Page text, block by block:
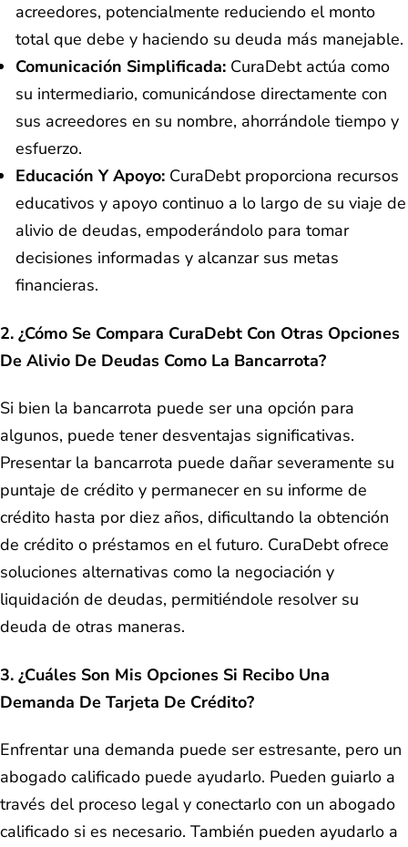
acreedores, potencialmente reduciendo el monto
total que debe y haciendo su deuda más manejable.
Comunicación Simplificada: CuraDebt actúa como
su intermediario, comunicándose directamente con
sus acreedores en su nombre, ahorrándole tiempo y
esfuerzo.
Educación Y Apoyo: CuraDebt proporciona recursos
educativos y apoyo continuo a lo largo de su viaje de
alivio de deudas, empoderándolo para tomar
decisiones informadas y alcanzar sus metas
financieras.
2. ¿Cómo Se Compara CuraDebt Con Otras Opciones
De Alivio De Deudas Como La Bancarrota?
Si bien la bancarrota puede ser una opción para
algunos, puede tener desventajas significativas.
Presentar la bancarrota puede dañar severamente su
puntaje de crédito y permanecer en su informe de
crédito hasta por diez años, dificultando la obtención
de crédito o préstamos en el futuro. CuraDebt ofrece
soluciones alternativas como la negociación y
liquidación de deudas, permitiéndole resolver su
deuda de otras maneras.
3. ¿Cuáles Son Mis Opciones Si Recibo Una
Demanda De Tarjeta De Crédito?
Enfrentar una demanda puede ser estresante, pero un
abogado calificado puede ayudarlo. Pueden guiarlo a
través del proceso legal y conectarlo con un abogado
calificado si es necesario. También pueden ayudarlo a